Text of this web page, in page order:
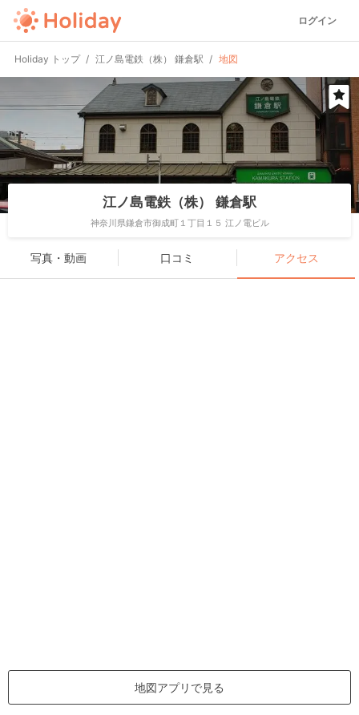
ログイン
Holiday トップ 江ノ島電鉄（株） 鎌倉駅 地図
江ノ島電鉄（株） 鎌倉駅
神奈川県鎌倉市御成町１丁目１５ 江ノ電ビル
写真・動画 口コミ アクセス
地図アプリで見る